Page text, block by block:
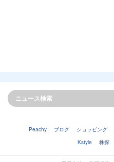
Peachy ブログ ショッピング
Kstyle
株探